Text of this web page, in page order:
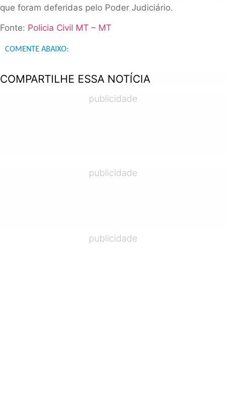
que foram deferidas pelo Poder Judiciário.
Fonte: Policia Civil MT – MT
COMENTE ABAIXO:
COMPARTILHE ESSA NOTÍCIA
publicidade
publicidade
publicidade